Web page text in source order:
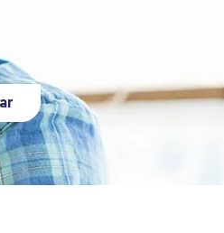
wie er het